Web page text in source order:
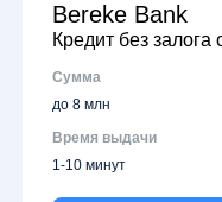
Bereke Bank
Кредит без залога
Сумма
до 8 млн
Время выдачи
1-10 минут